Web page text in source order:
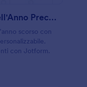
Sondaggio Sulla Festa Dell'Anno Precedente
scorso con
con Jotform.